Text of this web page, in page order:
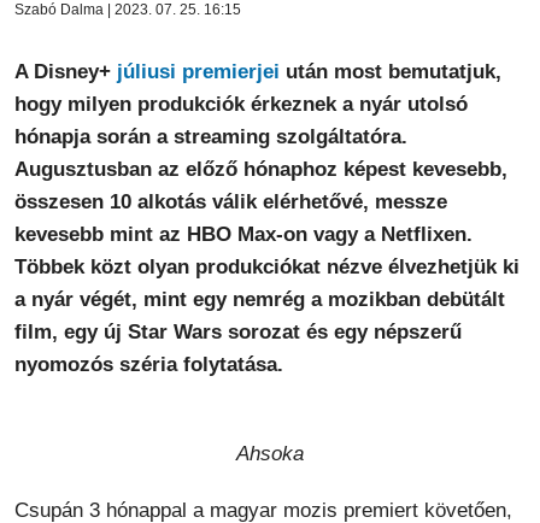
Szabó Dalma | 2023. 07. 25. 16:15
A Disney+ júliusi premierjei után most bemutatjuk,
hogy milyen produkciók érkeznek a nyár utolsó
hónapja során a streaming szolgáltatóra.
Augusztusban az előző hónaphoz képest kevesebb,
összesen 10 alkotás válik elérhetővé, messze
kevesebb mint az HBO Max-on vagy a Netflixen.
Többek közt olyan produkciókat nézve élvezhetjük ki
a nyár végét, mint egy nemrég a mozikban debütált
film, egy új Star Wars sorozat és egy népszerű
nyomozós széria folytatása.
Ahsoka
Csupán 3 hónappal a magyar mozis premiert követően,